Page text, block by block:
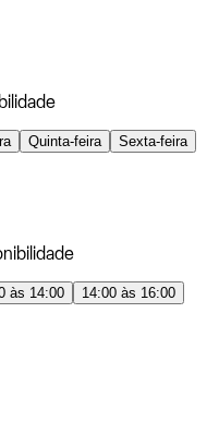
Quinta-feira
Sexta-feira
às 14:00
14:00 às 16:00